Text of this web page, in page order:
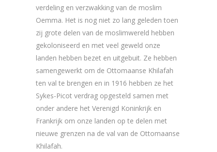
verdeling en verzwakking van de moslim
Oemma. Het is nog niet zo lang geleden toen
zij grote delen van de moslimwereld hebben
gekoloniseerd en met veel geweld onze
landen hebben bezet en uitgebuit. Ze hebben
samengewerkt om de Ottomaanse Khilafah
ten val te brengen en in 1916 hebben ze het
Sykes-Picot verdrag opgesteld samen met
onder andere het Verenigd Koninkrijk en
Frankrijk om onze landen op te delen met
nieuwe grenzen na de val van de Ottomaanse
Khilafah.